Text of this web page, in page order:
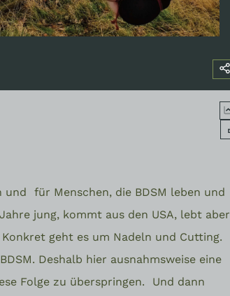
und
für Menschen, die BDSM leben und
jung, kommt aus den USA, lebt aber
Konkret geht es um Nadeln und Cutting.
Deshalb hier ausnahmsweise eine
Folge zu überspringen.
Und dann